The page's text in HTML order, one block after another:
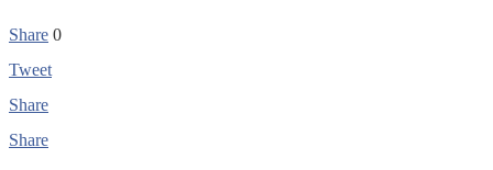
Share 0
Tweet
Share
Share